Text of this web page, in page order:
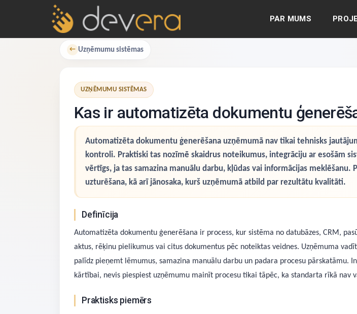
PAR MUMS
← Uzņēmumu sistēmas
UZŅĒMUMU SISTĒMAS
Kas ir automatizēta dokumentu
Automatizēta dokumentu ģenerēšana uzņēmumā nav tikai tehnisks
kontroli. Praktiski tas nozīmē skaidrus noteikumus, integrāciju ar esošām
vērtīgs, ja tas samazina manuālu darbu, kļūdas vai informācijas
uzturēšana, kā arī jānosaka, kurš uzņēmumā atbild par rezultātu kvalitāti.
Definīcija
Automatizēta dokumentu ģenerēšana ir process, kur sistēma no datubāzes, CRM,
aktus, rēķinu pielikumus vai citus dokumentus pēc noteiktas veidnes. Uzņēmuma
palīdz pieņemt lēmumus, samazina manuālu darbu un padara procesu
kārtībai, nevis piespiest uzņēmumu mainīt procesu tikai tāpēc, ka standarta rīkā nav
Praktisks piemērs